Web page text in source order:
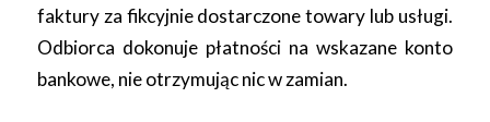
faktury za fikcyjnie dostarczone towary lub usługi.
Odbiorca dokonuje płatności na wskazane konto
bankowe, nie otrzymując nic w zamian.